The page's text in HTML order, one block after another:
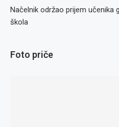
Načelnik održao prijem učenika
škola
Foto priče